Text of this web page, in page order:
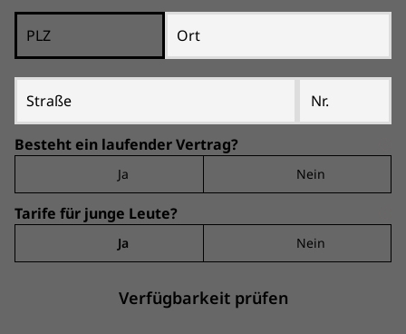
PLZ Ort
Straße Nr.
Besteht ein laufender Vertrag?
Ja Nein
Tarife für junge Leute?
Ja Nein
Verfügbarkeit prüfen